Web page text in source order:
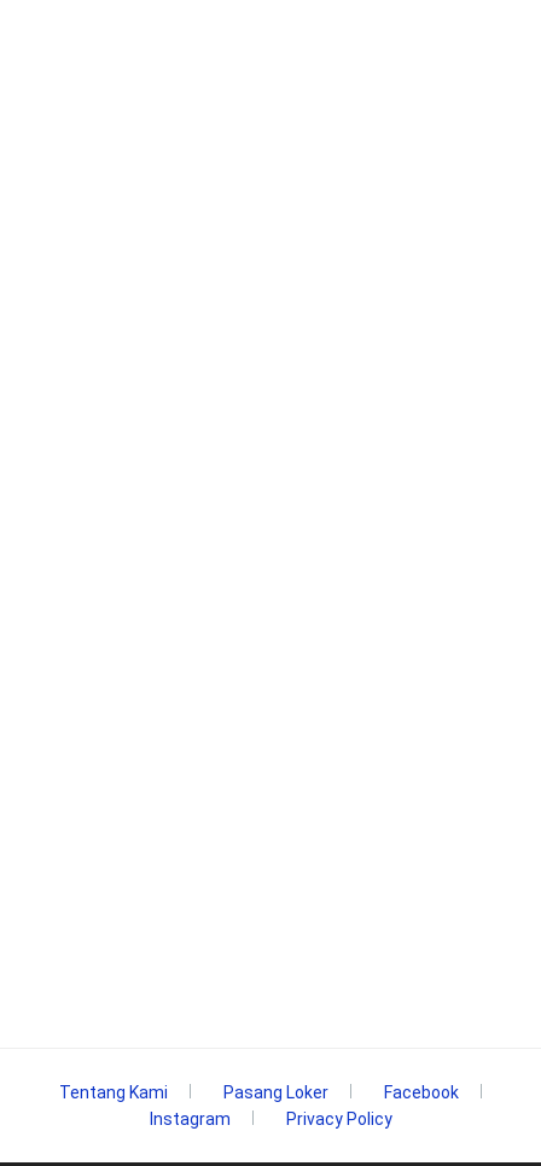
Tentang Kami Pasang Loker
Facebook
Instagram
Privacy Policy